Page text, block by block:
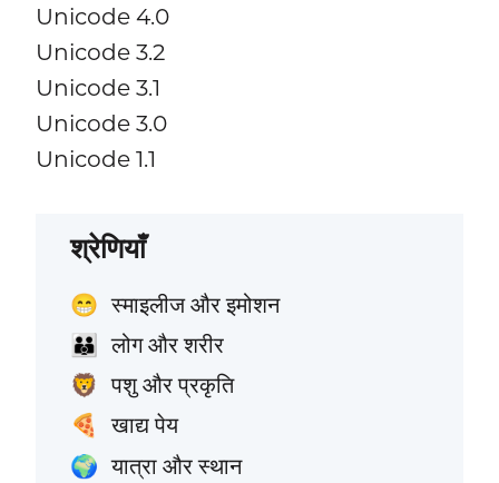
Unicode 4.0
Unicode 3.2
Unicode 3.1
Unicode 3.0
Unicode 1.1
श्रेणियाँ
😁 स्माइलीज और इमोशन
👪 लोग और शरीर
🦁 पशु और प्रकृति
🍕 खाद्य पेय
🌍 यात्रा और स्थान